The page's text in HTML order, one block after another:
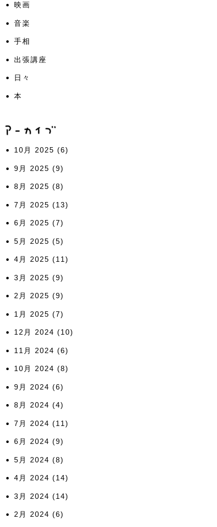
映画
音楽
手相
出張講座
日々
本
10月 2025 (6)
9月 2025 (9)
8月 2025 (8)
7月 2025 (13)
6月 2025 (7)
5月 2025 (5)
4月 2025 (11)
3月 2025 (9)
2月 2025 (9)
1月 2025 (7)
12月 2024 (10)
11月 2024 (6)
10月 2024 (8)
9月 2024 (6)
8月 2024 (4)
7月 2024 (11)
6月 2024 (9)
5月 2024 (8)
4月 2024 (14)
3月 2024 (14)
2月 2024 (6)